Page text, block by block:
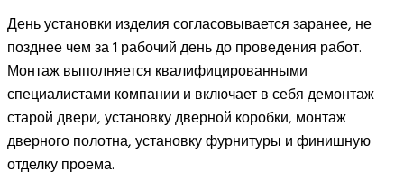
День установки изделия согласовывается заранее, не
позднее чем за 1 рабочий день до проведения работ.
Монтаж выполняется квалифицированными
специалистами компании и включает в себя демонтаж
старой двери, установку дверной коробки, монтаж
дверного полотна, установку фурнитуры и финишную
отделку проема.